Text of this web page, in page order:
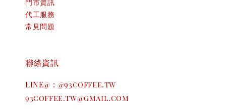
門市資訊
代工服務
常見問題
聯絡資訊
LINE@ : @93coffee.tw
93coffee.tw@gmail.com